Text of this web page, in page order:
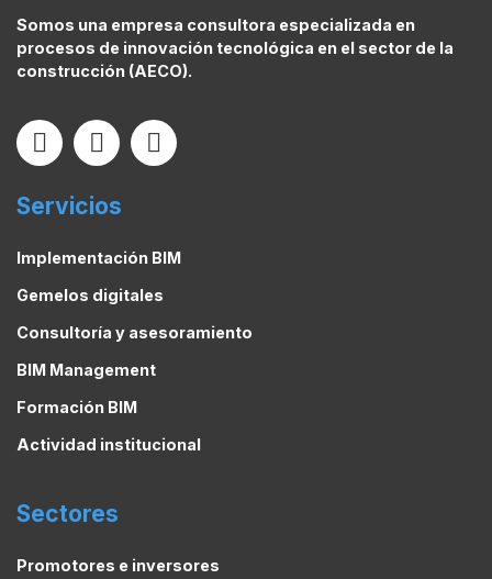
Somos una empresa consultora especializada en
procesos de innovación tecnológica en el sector de la
construcción (AECO).
Servicios
Implementación BIM
Gemelos digitales
Consultoría y asesoramiento
BIM Management
Formación BIM
Actividad institucional
Sectores
Promotores e inversores